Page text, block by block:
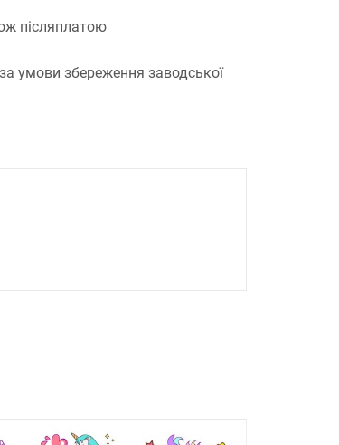
післяплатою
умови збереження заводської